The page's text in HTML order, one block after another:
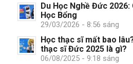
Du Học Nghề Đức 2026:
Học Bổng
29/03/2026 - 8:56 sáng
Học thạc sĩ mất bao
thạc sĩ Đức 2025 là gì?
06/08/2025 - 9:18 sáng